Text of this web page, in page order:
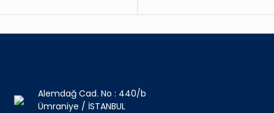
Alemdağ Cad. No : 440/b
Ümraniye / İSTANBUL